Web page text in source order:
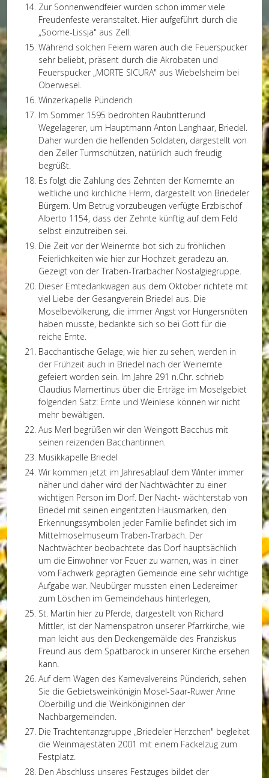
Zur Sonnenwendfeier wurden schon immer viele
Freudenfeste veranstaltet. Hier aufgeführt durch die
„Soome-Lissja" aus Zell.
Während solchen Feiern waren auch die Feuerspucker
sehr beliebt, präsent durch die Akrobaten und
Feuerspucker „MORTE SICURA" aus Wiebelsheim bei
Oberwesel.
Winzerkapelle Pünderich
Im Sommer 1595 bedrohten Raubritterund
Wegelagerer, um Hauptmann Anton Langhaar, Briedel.
Daher wurden die helfenden Soldaten, dargestellt von
den Zeller Turmschützen, natürlich auch freudig
begrüßt.
Es folgt die Zahlung des Zehnten der Kornernte an
weltliche und kirchliche Herrn, dargestellt von Briedeler
Bürgern. Um Betrug vorzubeugen verfügte Erzbischof
Alberto 1154, dass der Zehnte künftig auf dem Feld
selbst einzutreiben sei.
Die Zeit vor der Weinernte bot sich zu fröhlichen
Feierlichkeiten wie hier zur Hochzeit geradezu an.
Gezeigt von der Traben-Trarbacher Nostalgiegruppe.
Dieser Emtedankwagen aus dem Oktober richtete mit
viel Liebe der Gesangverein Briedel aus. Die
Moselbevölkerung, die immer Angst vor Hungersnöten
haben musste, bedankte sich so bei Gott für die
reiche Ernte.
Bacchantische Gelage, wie hier zu sehen, werden in
der Frühzeit auch in Briedel nach der Weinernte
gefeiert worden sein. Im Jahre 291 n.Chr. schrieb
Claudius Mamertinus über die Erträge im Moselgebiet
folgenden Satz: Ernte und Weinlese können wir nicht
mehr bewältigen.
Aus Merl begrüßen wir den Weingott Bacchus mit
seinen reizenden Bacchantinnen.
Musikkapelle Briedel
Wir kommen jetzt im Jahresablauf dem Winter immer
näher und daher wird der Nachtwächter zu einer
wichtigen Person im Dorf. Der Nacht- wächterstab von
Briedel mit seinen eingeritzten Hausmarken, den
Erkennungssymbolen jeder Familie befindet sich im
Mittelmoselmuseum Traben-Trarbach. Der
Nachtwächter beobachtete das Dorf hauptsächlich
um die Einwohner vor Feuer zu warnen, was in einer
vom Fachwerk geprägten Gemeinde eine sehr wichtige
Aufgabe war. Neubürger mussten einen Ledereimer
zum Löschen im Gemeindehaus hinterlegen,
St. Martin hier zu Pferde, dargestellt von Richard
Mittler, ist der Namenspatron unserer Pfarrkirche, wie
man leicht aus den Deckengemälde des Franziskus
Freund aus dem Spätbarock in unserer Kirche ersehen
kann.
Auf dem Wagen des Kamevalvereins Pünderich, sehen
Sie die Gebietsweinkönigin Mosel-Saar-Ruwer Anne
Oberbillig und die Weinköniginnen der
Nachbargemeinden.
Die Trachtentanzgruppe „Briedeler Herzchen" begleitet
die Weinmajestäten 2001 mit einem Fackelzug zum
Festplatz.
Den Abschluss unseres Festzuges bildet der